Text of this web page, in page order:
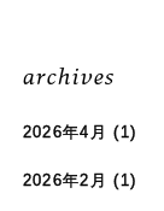
archives
2026年4月 (1)
2026年2月 (1)